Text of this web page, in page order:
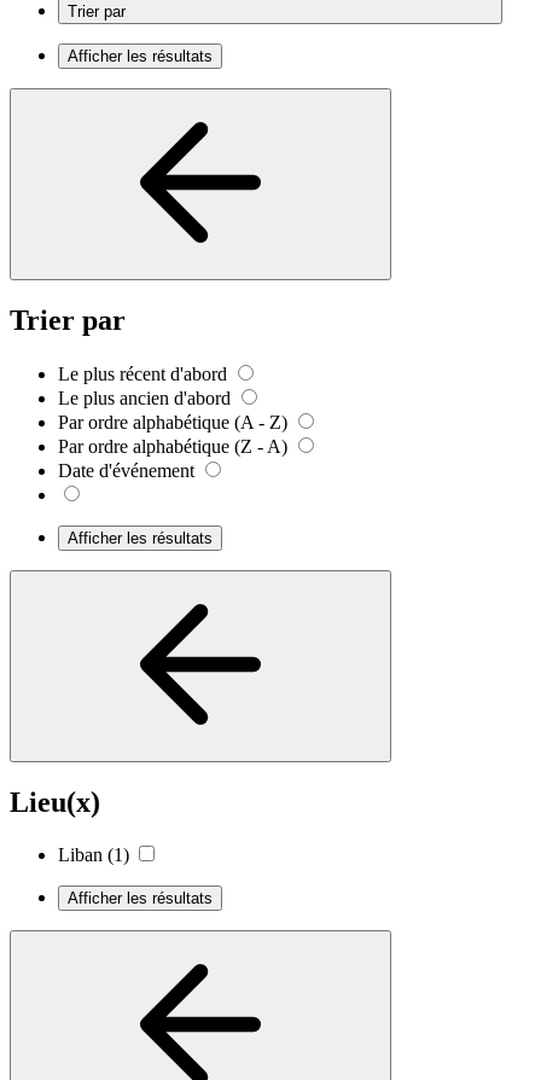
Trier par
Afficher les résultats
Trier par
Le plus récent d'abord
Le plus ancien d'abord
Par ordre alphabétique (A - Z)
Par ordre alphabétique (Z - A)
Date d'événement
Afficher les résultats
Lieu(x)
Liban (1)
Afficher les résultats